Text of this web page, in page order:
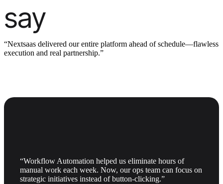
say
“Nextsaas delivered our entire platform ahead of schedule—flawless
execution and real partnership.”
“Workflow Automation helped us eliminate hours of
manual work each week. Now, our ops team can focus on
strategic initiatives instead of button-clicking.”